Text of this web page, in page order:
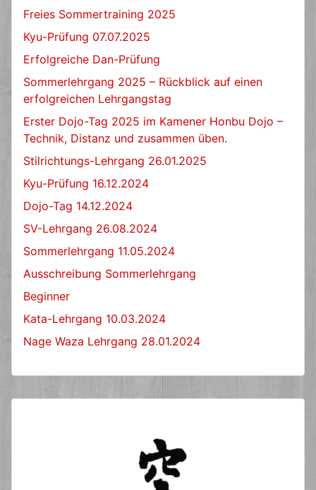
Freies Sommertraining 2025
Kyu-Prüfung 07.07.2025
Erfolgreiche Dan-Prüfung
Sommerlehrgang 2025 – Rückblick auf einen
erfolgreichen Lehrgangstag
Erster Dojo-Tag 2025 im Kamener Honbu Dojo –
Technik, Distanz und zusammen üben.
Stilrichtungs-Lehrgang 26.01.2025
Kyu-Prüfung 16.12.2024
Dojo-Tag 14.12.2024
SV-Lehrgang 26.08.2024
Sommerlehrgang 11.05.2024
Ausschreibung Sommerlehrgang
Beginner
Kata-Lehrgang 10.03.2024
Nage Waza Lehrgang 28.01.2024